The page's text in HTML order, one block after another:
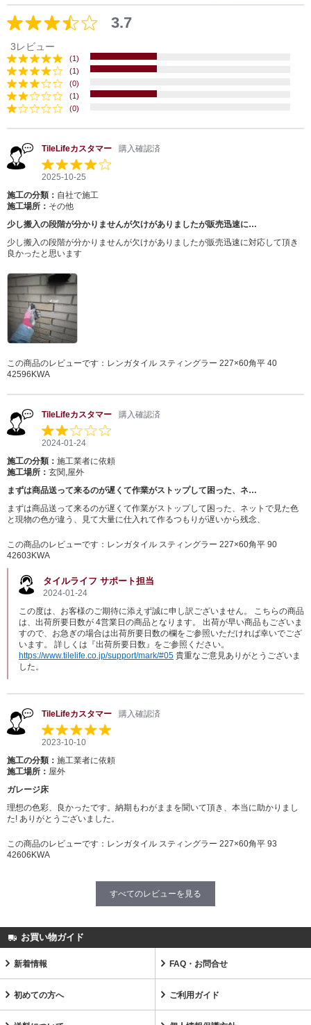
3.7
3レビュー
(1)
(1)
(0)
(1)
(0)
TileLifeカスタマー 購入確認済
2025-10-25
施工の分類： 自社で施工
施工場所： その他
少し搬入の段階が分かりませんが欠けがありましたが販売迅速に…
少し搬入の段階が分かりませんが欠けがありましたが販売迅速に対応して頂き
良かったと思います
この商品のレビューです： レンガタイル スティングラー 227×60角平 40
42596KWA
TileLifeカスタマー 購入確認済
2024-01-24
施工の分類： 施工業者に依頼
施工場所： 玄関,屋外
まずは商品送って来るのが遅くて作業がストップして困った、ネ…
まずは商品送って来るのが遅くて作業がストップして困った、ネットで見た色
と現物の色が違う、見て大量に仕入れて作るつもりが遅いから残念、
この商品のレビューです： レンガタイル スティングラー 227×60角平 90
42603KWA
タイルライフ サポート担当
2024-01-24
この度は、お客様のご期待に添えず誠に申し訳ございません。 こちらの商品
は、出荷所要日数が 4営業日の商品となります。 出荷が早い商品もございま
すので、お急ぎの場合は出荷所要日数の欄をご参照いただければ幸いでござ
います。 詳しくは『出荷所要日数』をご参照ください。
https://www.tilelife.co.jp/support/mark/#05 貴重なご意見ありがとうございま
した。
TileLifeカスタマー 購入確認済
2023-10-10
施工の分類： 施工業者に依頼
施工場所： 屋外
ガレージ床
理想の色彩、良かったです。納期もわがままを聞いて頂き、本当に助かりまし
た! ありがとうございました。
この商品のレビューです： レンガタイル スティングラー 227×60角平 93
42606KWA
すべてのレビューを見る
お買い物ガイド
新着情報 FAQ・お問合せ
初めての方へ ご利用ガイド